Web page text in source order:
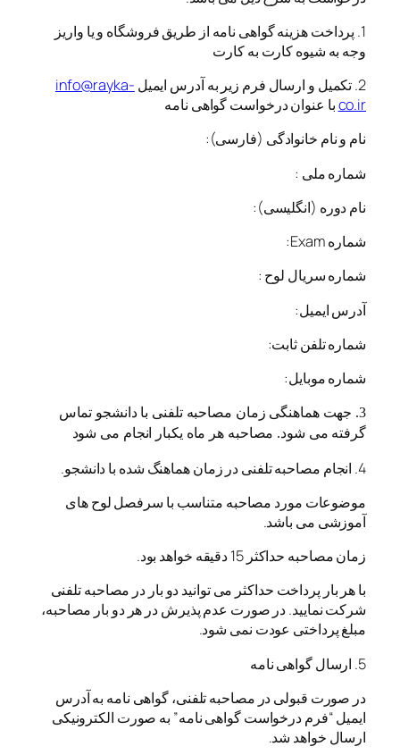
ت
آ
و
ز
ش
ر
ی
ک
ع
د
1. پرداخت هزینه گواهی نامه از طریق فروشگاه و یا واریز
وجه به شیوه کارت به کارت
2. تکمیل و ارسال فرم زیر به آدرس ایمیل
info@rayka-
co.irبا عنوان درخواست گواهی نامه
نام و نام خانوادگی (فارسی):
شماره ملی :
نام دوره (انگلیسی):
شماره Exam:
شماره سریال لوح :
آدرس ایمیل:
شماره تلفن ثابت:
شماره موبایل:
3. جهت هماهنگی زمان مصاحبه تلفنی با دانشجو تماس
گرفته می شود. مصاحبه هر ماه یکبار انجام می شود
4. انجام مصاحبه تلفنی در زمان هماهنگ شده با دانشجو.
موضوعات مورد مصاحبه متناسب با سرفصل لوح های
آموزشی می باشد.
زمان مصاحبه حداکثر 15 دقیقه خواهد بود.
با هر بار پرداخت حداکثر می توانید دو بار در مصاحبه تلفنی
شرکت نمایید. در صورت عدم پذیرش در هر دو بار مصاحبه،
مبلغ پرداختی عودت نمی شود.
5. ارسال گواهی نامه
در صورت قبولی در مصاحبه تلفنی، گواهی نامه به آدرس
ایمیل “فرم درخواست گواهی نامه” به صورت الکترونیکی
ارسال خواهد شد.